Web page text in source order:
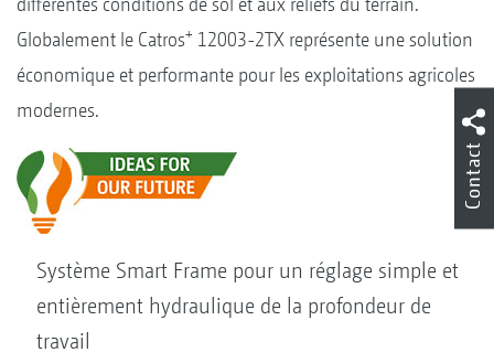
Globalement le Catros+ 12003-2TX représente une solution
économique et performante pour les exploitations agricoles
modernes.
Système Smart Frame pour un réglage simple et
entièrement hydraulique de la profondeur de
travail
Contact